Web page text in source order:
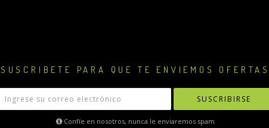
SUSCRIBETE PARA QUE TE ENVIEMOS
SUSCRIBIRSE
Confíe en nosotros, nunca le enviaremos spam